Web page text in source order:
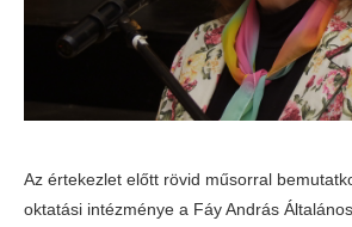
Az értekezlet előtt rövid műsorral
oktatási intézménye a Fáy András